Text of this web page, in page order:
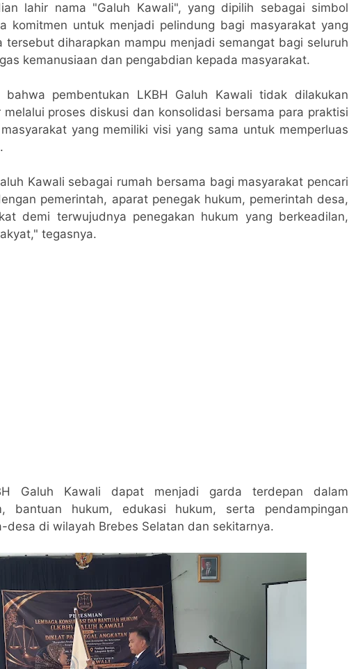
lahir nama "Galuh Kawali", yang dipilih sebagai simbol
komitmen untuk menjadi pelindung bagi masyarakat yang
tersebut diharapkan mampu menjadi semangat bagi seluruh
kemanusiaan dan pengabdian kepada masyarakat.
pembentukan LKBH Galuh Kawali tidak dilakukan
proses diskusi dan konsolidasi bersama para praktisi
yang memiliki visi yang sama untuk memperluas
Kawali sebagai rumah bersama bagi masyarakat pencari
pemerintah, aparat penegak hukum, pemerintah desa,
demi terwujudnya penegakan hukum yang berkeadilan,
tegasnya.
Galuh Kawali dapat menjadi garda terdepan dalam
bantuan hukum, edukasi hukum, serta pendampingan
desa di wilayah Brebes Selatan dan sekitarnya.